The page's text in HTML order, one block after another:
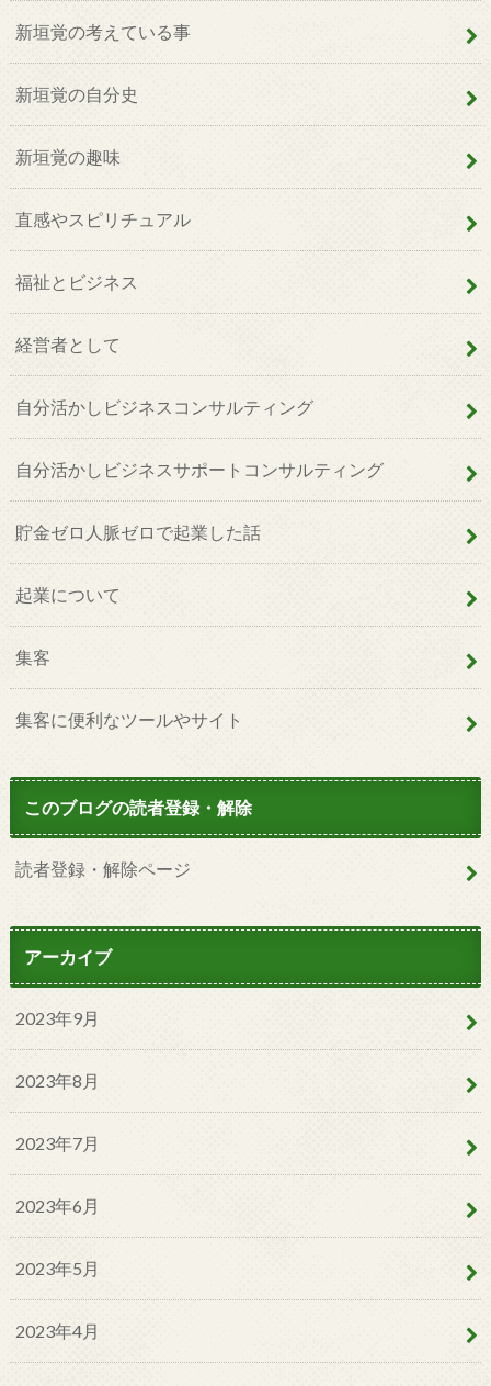
新垣覚の考えている事
新垣覚の自分史
新垣覚の趣味
直感やスピリチュアル
福祉とビジネス
経営者として
自分活かしビジネスコンサルティング
自分活かしビジネスサポートコンサルティング
貯金ゼロ人脈ゼロで起業した話
起業について
集客
集客に便利なツールやサイト
このブログの読者登録・解除
読者登録・解除ページ
アーカイブ
2023年9月
2023年8月
2023年7月
2023年6月
2023年5月
2023年4月